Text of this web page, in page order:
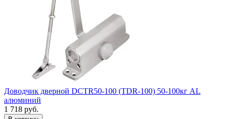
Доводчик дверной DCTR50-100 (TDR-100) 50-100кг AL
алюминий
1 718 руб.